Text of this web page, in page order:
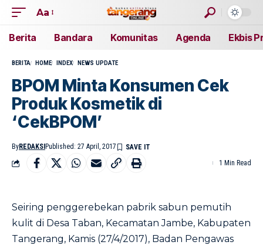
Aa
Berita Bandara Komunitas Agenda Ekbis
BERITA HOME INDEX NEWS UPDATE
BPOM Minta Konsumen Cek
Produk Kosmetik di
‘CekBPOM’
ByREDAKSI Published: 27 April, 2017
1 Min Read
Seiring penggerebekan pabrik sabun pemutih
kulit di Desa Taban, Kecamatan Jambe, Kabupaten
Tangerang, Kamis (27/4/2017), Badan Pengawas